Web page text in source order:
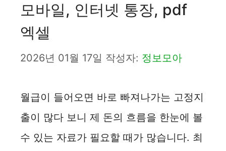
모바일, 인터넷 통장, pdf
엑셀
2026년 01월 17일 작성자: 정보모아
월급이 들어오면 바로 빠져나가는 고정지
출이 많다 보니 제 돈의 흐름을 한눈에 볼
수 있는 자료가 필요할 때가 많습니다. 최